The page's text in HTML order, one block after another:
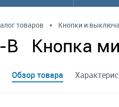
товаров • Кнопки и
B Кнопка
Обзор товара